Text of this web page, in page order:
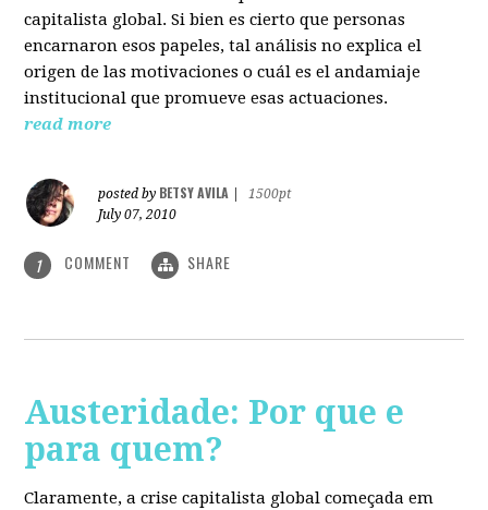
capitalista global. Si bien es cierto que personas
encarnaron esos papeles, tal análisis no explica el
origen de las motivaciones o cuál es el andamiaje
institucional que promueve esas actuaciones.
read more
posted by BETSY AVILA
1500pt
July 07, 2010
1 COMMENT SHARE
Austeridade: Por que e
para quem?
Claramente, a crise capitalista global começada em